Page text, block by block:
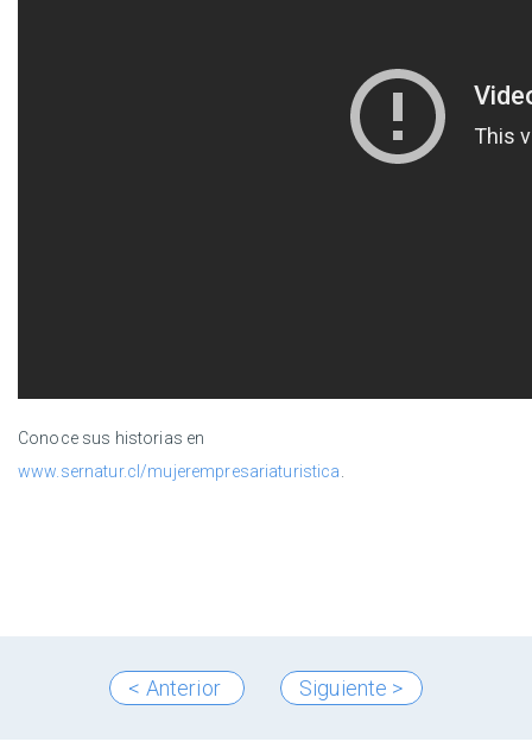
Conoce sus historias en
www.sernatur.cl/mujerempresariaturistica
< Anterior Siguiente >